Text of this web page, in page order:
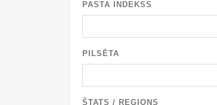
PASTA INDEKSS
PILSĒTA
ŠTATS / REĢIONS